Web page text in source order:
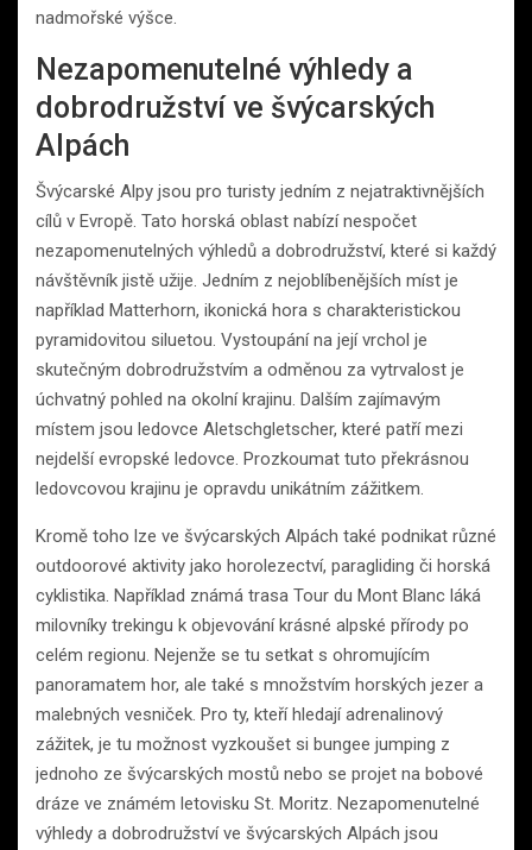
nadmořské výšce.
Nezapomenutelné výhledy a
dobrodružství ve švýcarských
Alpách
Švýcarské Alpy jsou pro turisty jedním z nejatraktivnějších
cílů v Evropě. Tato horská oblast nabízí nespočet
nezapomenutelných výhledů a dobrodružství, které si každý
návštěvník jistě užije. Jedním z nejoblíbenějších míst je
například Matterhorn, ikonická hora s charakteristickou
pyramidovitou siluetou. Vystoupání na její vrchol je
skutečným dobrodružstvím a odměnou za vytrvalost je
úchvatný pohled na okolní krajinu. Dalším zajímavým
místem jsou ledovce Aletschgletscher, které patří mezi
nejdelší evropské ledovce. Prozkoumat tuto překrásnou
ledovcovou krajinu je opravdu unikátním zážitkem.
Kromě toho lze ve švýcarských Alpách také podnikat různé
outdoorové aktivity jako horolezectví, paragliding či horská
cyklistika. Například známá trasa Tour du Mont Blanc láká
milovníky trekingu k objevování krásné alpské přírody po
celém regionu. Nejenže se tu setkat s ohromujícím
panoramatem hor, ale také s množstvím horských jezer a
malebných vesniček. Pro ty, kteří hledají adrenalinový
zážitek, je tu možnost vyzkoušet si bungee jumping z
jednoho ze švýcarských mostů nebo se projet na bobové
dráze ve známém letovisku St. Moritz. Nezapomenutelné
výhledy a dobrodružství ve švýcarských Alpách jsou